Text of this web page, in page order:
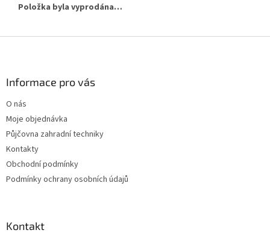
Položka byla vyprodána…
Informace pro vás
O nás
Moje objednávka
Půjčovna zahradní techniky
Kontakty
Obchodní podmínky
Podmínky ochrany osobních údajů
Kontakt